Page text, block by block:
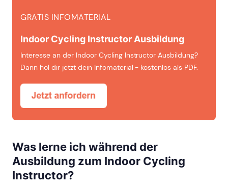
GRATIS INFOMATERIAL
Indoor Cycling Instructor Ausbildung
Interesse an der Indoor Cycling Instructor Ausbildung?
Dann hol dir jetzt dein Infomaterial - kostenlos als PDF.
Was lerne ich während der
Ausbildung zum Indoor Cycling
Instructor?